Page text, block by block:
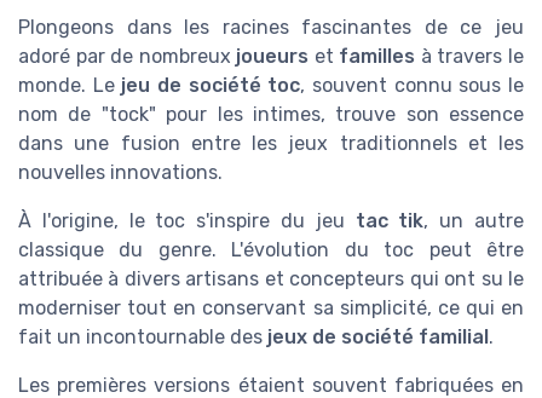
Plongeons dans les racines fascinantes de ce jeu
adoré par de nombreux joueurs et familles à travers le
monde. Le jeu de société toc, souvent connu sous le
nom de "tock" pour les intimes, trouve son essence
dans une fusion entre les jeux traditionnels et les
nouvelles innovations.
À l'origine, le toc s'inspire du jeu tac tik, un autre
classique du genre. L'évolution du toc peut être
attribuée à divers artisans et concepteurs qui ont su le
moderniser tout en conservant sa simplicité, ce qui en
fait un incontournable des jeux de société familial.
Les premières versions étaient souvent fabriquées en